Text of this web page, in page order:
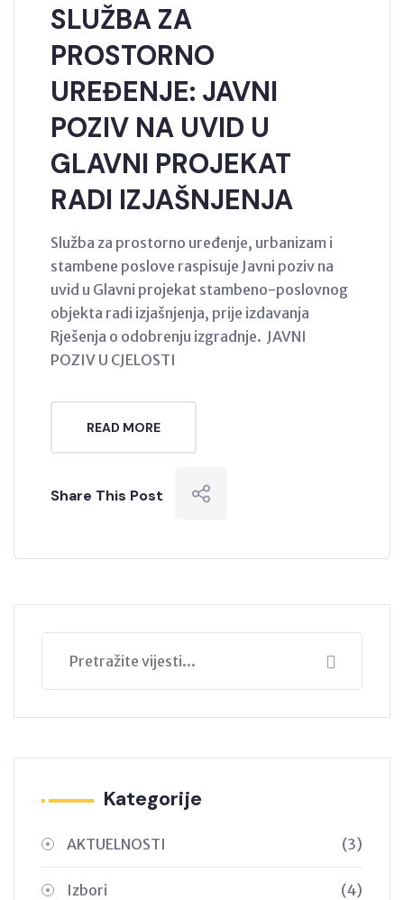
SLUŽBA ZA
PROSTORNO
UREĐENJE: JAVNI
POZIV NA UVID U
GLAVNI PROJEKAT
RADI IZJAŠNJENJA
Služba za prostorno uređenje, urbanizam i
stambene poslove raspisuje Javni poziv na
uvid u Glavni projekat stambeno-poslovnog
objekta radi izjašnjenja, prije izdavanja
Rješenja o odobrenju izgradnje. JAVNI
POZIV U CJELOSTI
READ MORE
Share This Post
Kategorije
AKTUELNOSTI (3)
Izbori (4)